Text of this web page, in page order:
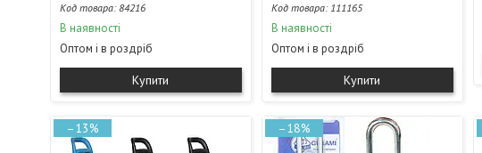
84216
В наявності
Оптом і в роздріб
Купити
111165
В наявності
Оптом і в роздріб
Купити
–13% –18%